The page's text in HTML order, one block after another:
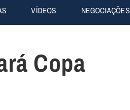
VÍDEOS NEGOCIAÇÕES
Copa